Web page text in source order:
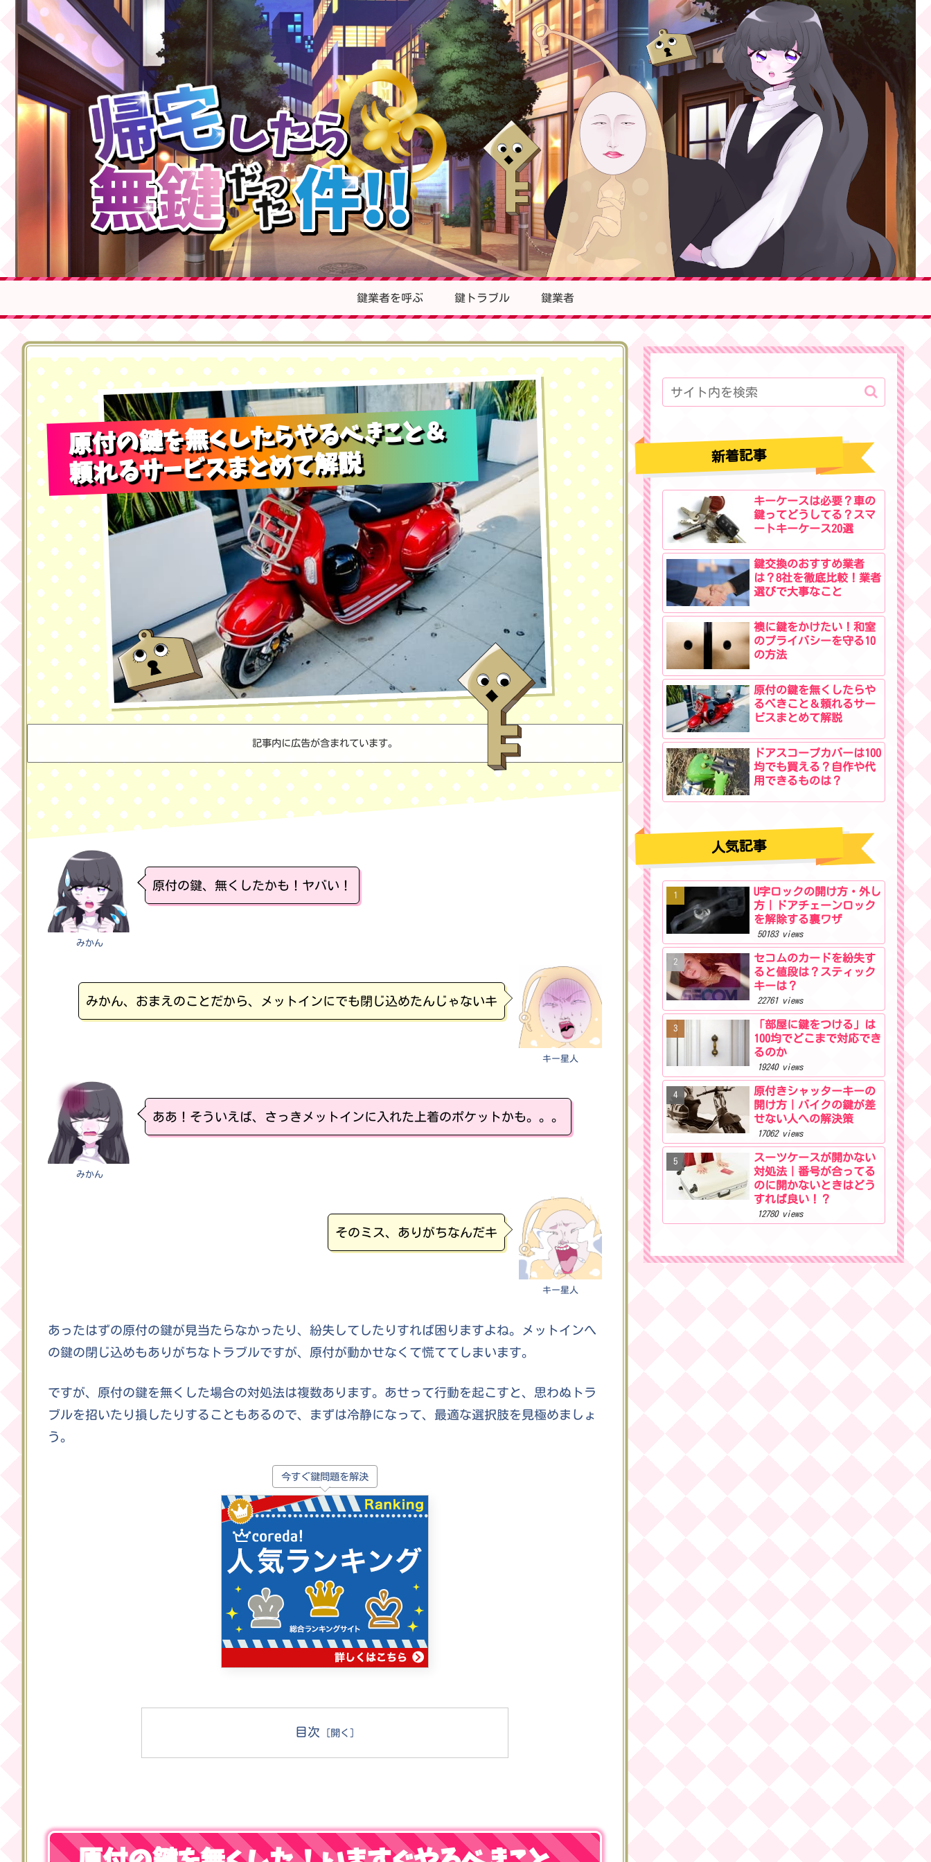
鍵業者を呼ぶ 鍵トラブル 鍵業者
ホーム 鍵トラブル
原付の鍵を無くしたらやるべきこと＆
頼れるサービスまとめて解説
記事内に広告が含まれています。
みかん
原付の鍵、無くしたかも！ヤバい！
キー星人
みかん、おまえのことだから、メットインにでも閉じ込めたんじゃないキ
みかん
ああ！そういえば、さっきメットインに入れた上着のポケットかも。。。
キー星人
そのミス、ありがちなんだキ
あったはずの原付の鍵が見当たらなかったり、紛失してしたりすれば困りますよね。メットインへ
の鍵の閉じ込めもありがちなトラブルですが、原付が動かせなくて慌ててしまいます。
ですが、原付の鍵を無くした場合の対処法は複数あります。あせって行動を起こすと、思わぬトラ
ブルを招いたり損したりすることもあるので、まずは冷静になって、最適な選択肢を見極めましょ
う。
今すぐ鍵問題を解決
目次
新着記事
キーケースは必要？車の
鍵ってどうしてる？スマ
ートキーケース20選
鍵交換のおすすめ業者
は？8社を徹底比較！業者
選びで大事なこと
襖に鍵をかけたい！和室
のプライバシーを守る10
の方法
原付の鍵を無くしたらや
るべきこと＆頼れるサー
ビスまとめて解説
ドアスコープカバーは100
均でも買える？自作や代
用できるものは？
人気記事
U字ロックの開け方・外し
方｜ドアチェーンロック
を解除する裏ワザ
50183 views
セコムのカードを紛失す
ると値段は？スティック
キーは？
22761 views
「部屋に鍵をつける」は
100均でどこまで対応でき
るのか
19240 views
原付きシャッターキーの
開け方｜バイクの鍵が差
せない人への解決策
17062 views
スーツケースが開かない
対処法｜番号が合ってる
のに開かないときはどう
すれば良い！？
12780 views